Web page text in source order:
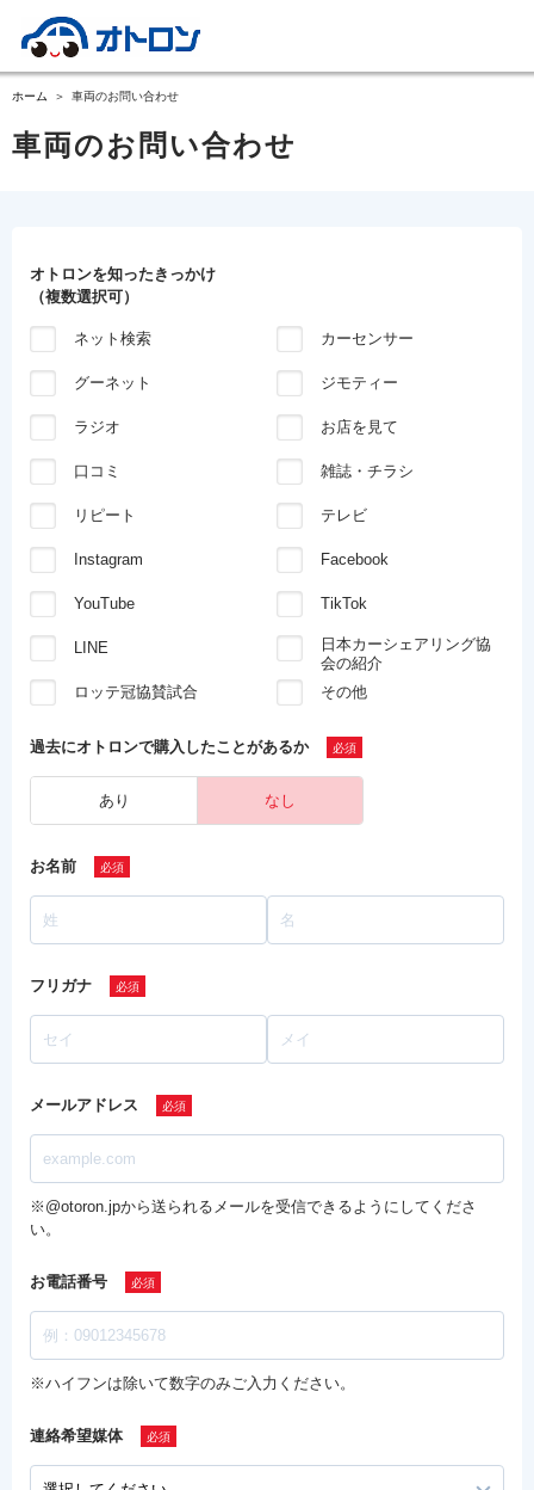
ホーム 車両のお問い合わせ
車両のお問い合わせ
オトロンを知ったきっかけ
（複数選択可）
ネット検索 カーセンサー
グーネット ジモティー
ラジオ お店を見て
口コミ 雑誌・チラシ
リピート テレビ
Instagram Facebook
YouTube TikTok
LINE
日本カーシェアリング協
会の紹介
ロッテ冠協賛試合
その他
過去にオトロンで購入したことがあるか
あり なし
お名前
フリガナ
メールアドレス
※@otoron.jpから送られるメールを受信できるようにしてくださ
い。
お電話番号
※ハイフンは除いて数字のみご入力ください。
連絡希望媒体